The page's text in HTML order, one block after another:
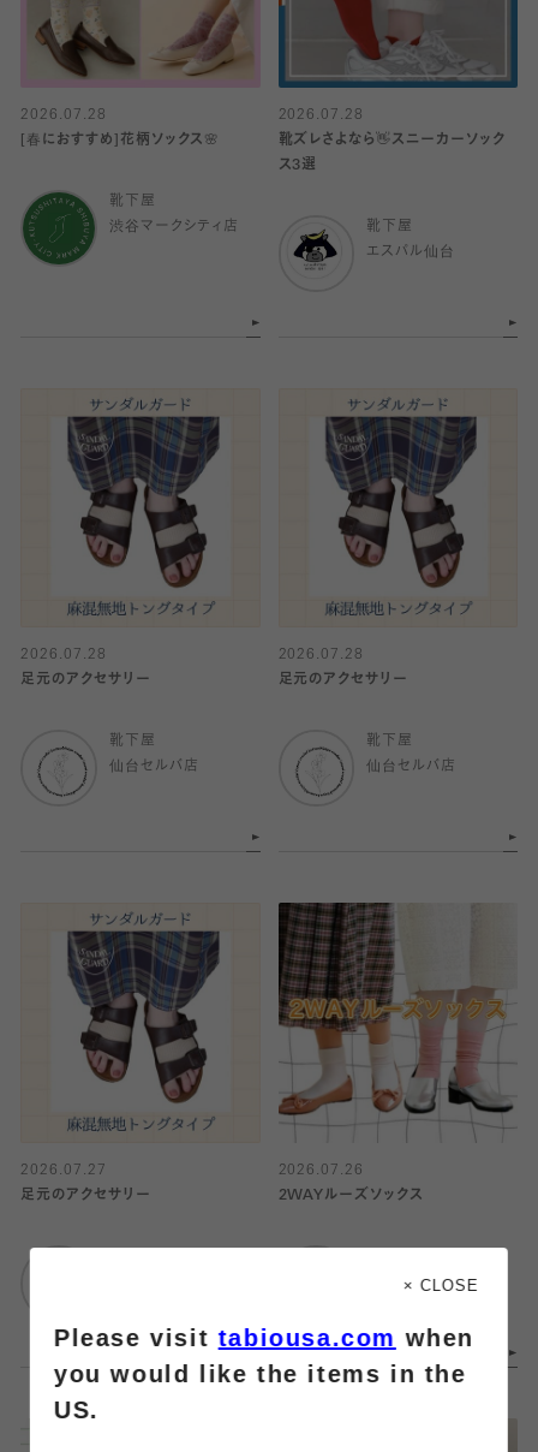
2026.07.28
[春におすすめ]花柄ソックス🌸
靴下屋
渋谷マークシティ店
2026.07.28
靴ズレさよなら👋スニーカーソック
ス3選
靴下屋
エスパル仙台
2026.07.28
足元のアクセサリー
靴下屋
仙台セルバ店
2026.07.28
足元のアクセサリー
靴下屋
仙台セルバ店
2026.07.27
足元のアクセサリー
2026.07.26
2WAYルーズソックス
仙台セルバ店
× CLOSE
Please visittabiousa.com when
you would like the items in the
US.